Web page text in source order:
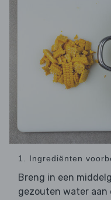
1. Ingrediënten
Breng in een
gezouten water aan